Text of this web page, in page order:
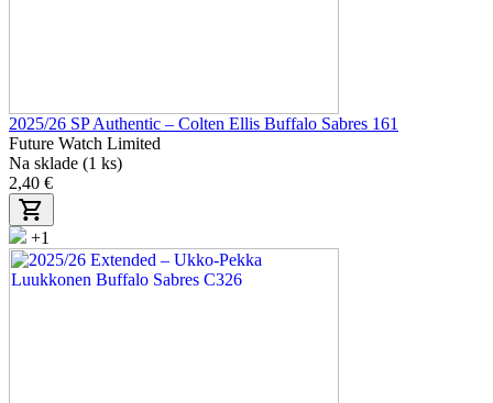
2025/26 SP Authentic – Colten Ellis Buffalo Sabres 161
Future Watch Limited
Na sklade (1 ks)
2,40 €
+1